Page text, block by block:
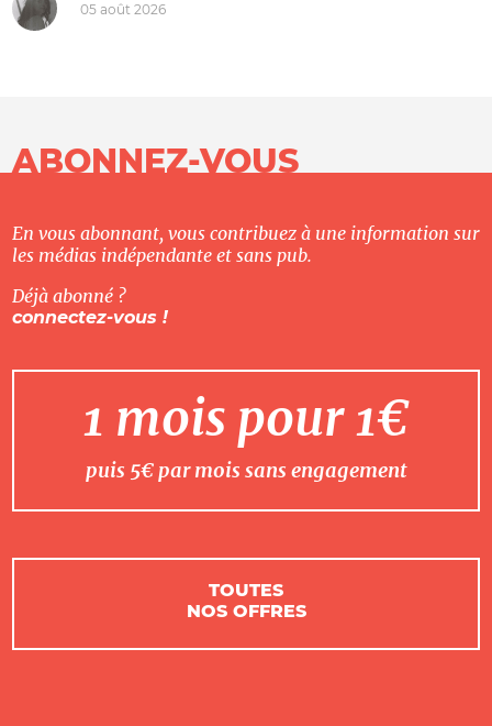
05 août 2026
ABONNEZ-VOUS
En vous abonnant, vous contribuez à une information sur
les médias indépendante et sans pub.
Déjà abonné ?
connectez-vous !
1 mois pour 1€
puis 5€ par mois sans engagement
TOUTES
NOS OFFRES